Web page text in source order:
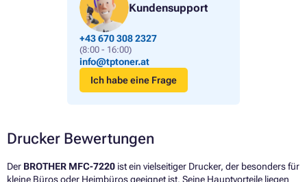
Kundensupport
+43 670 308 2327
(8:00 - 16:00)
info@tptoner.at
Ich habe eine Frage
Drucker Bewertungen
Der BROTHER MFC-7220 ist ein vielseitiger Drucker, der besonders für
kleine Büros oder Heimbüros geeignet ist. Seine Hauptvorteile liegen